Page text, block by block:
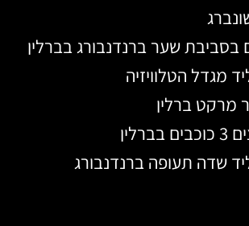
בסביבת שער ברנדנבורג בברלין
מגדל הטלוויזיה
מרקט ברלין
שדה תעופה ברנדנבורג